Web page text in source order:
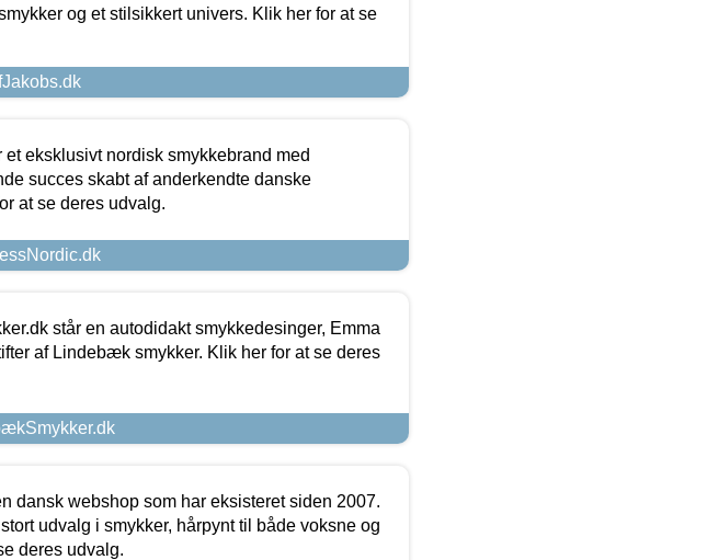
og et stilsikkert univers. Klik her for at se
eksklusivt nordisk smykkebrand med
succes skabt af anderkendte danske
at se deres udvalg.
står en autodidakt smykkedesinger, Emma
af Lindebæk smykker. Klik her for at se deres
dansk webshop som har eksisteret siden 2007.
udvalg i smykker, hårpynt til både voksne og
deres udvalg.